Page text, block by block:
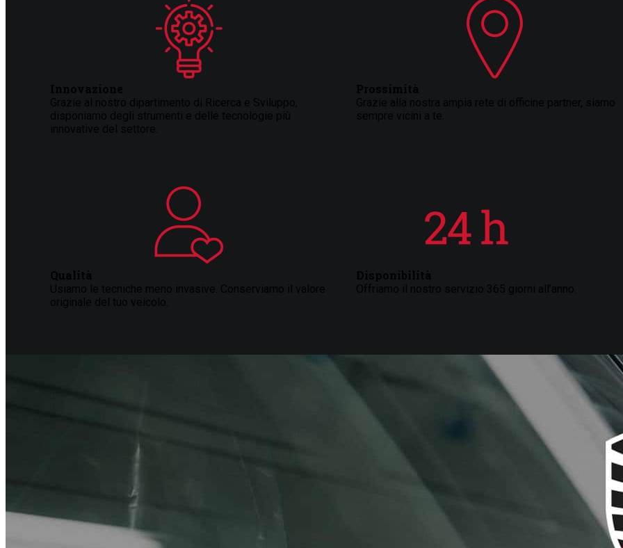
Innovazione
Grazie al nostro dipartimento di Ricerca e Sviluppo,
disponiamo degli strumenti e delle tecnologie più
innovative del settore.
Prossimità
Grazie alla nostra ampia rete di officine partner, siamo
sempre vicini a te.
Qualità
Usiamo le tecniche meno invasive. Conserviamo il valore
originale del tuo veicolo.
Disponibilità
Offriamo il nostro servizio 365 giorni all’anno.